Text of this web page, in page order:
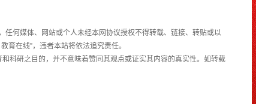
何媒体、网站或个人未经本网协议授权不得转载、链接、转贴或以
育在线”，违者本站将依法追究责任。
科研之目的，并不意味着赞同其观点或证实其内容的真实性。如转载